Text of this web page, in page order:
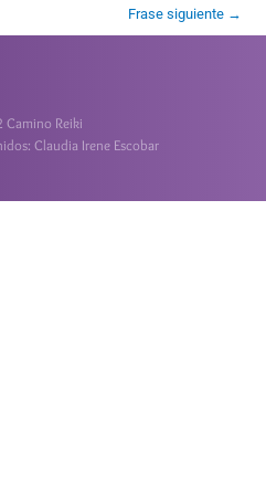
Frase siguiente →
Reiki
Claudia Irene Escobar